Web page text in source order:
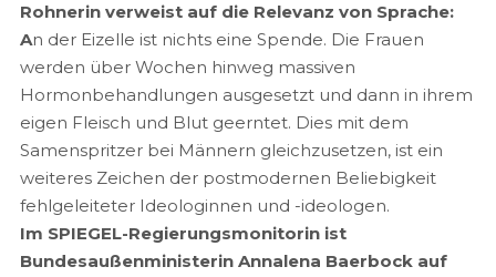
Rohnerin verweist auf die Relevanz von Sprache:
An der Eizelle ist nichts eine Spende. Die Frauen
werden über Wochen hinweg massiven
Hormonbehandlungen ausgesetzt und dann in ihrem
eigen Fleisch und Blut geerntet. Dies mit dem
Samenspritzer bei Männern gleichzusetzen, ist ein
weiteres Zeichen der postmodernen Beliebigkeit
fehlgeleiteter Ideologinnen und -ideologen.
Im SPIEGEL-Regierungsmonitorin ist
Bundesaußenministerin Annalena Baerbock auf